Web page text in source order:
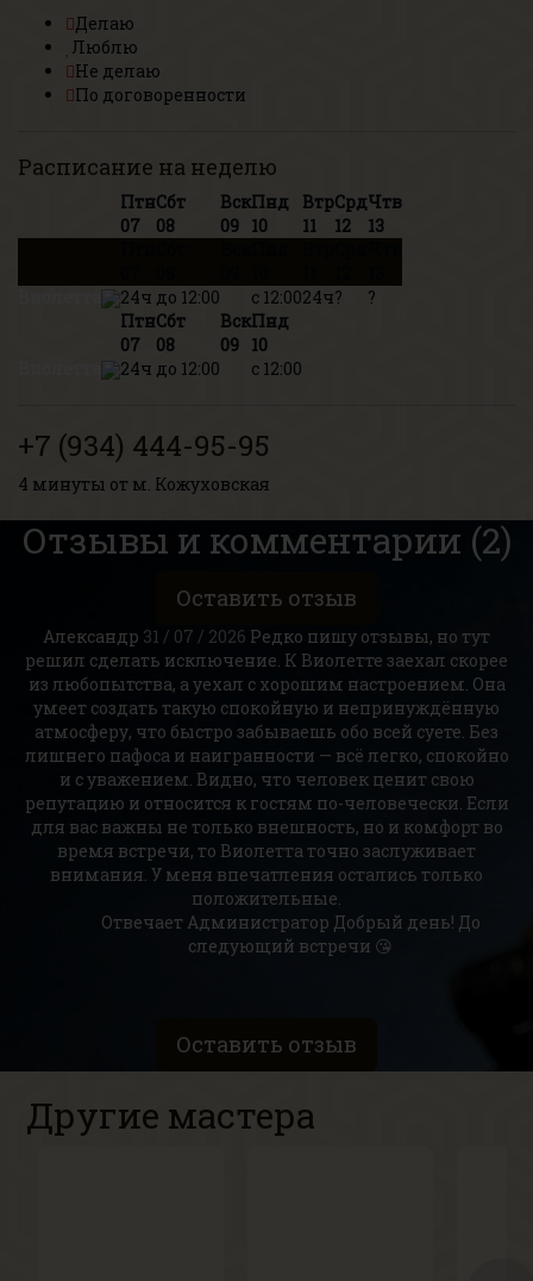
Делаю
Люблю
Не делаю
По договоренности
Расписание на неделю
Птн
07
Сбт
08
Вск
09
Пнд
10
Втр
11
Срд
12
Чтв
13
24ч до 12:00 с 12:0024ч?
?
Птн
07
Сбт
08
Вск
09
Пнд
10
24ч до 12:00 с 12:00
+7 (934) 444-95-95
4 минуты от м. Кожуховская
Отзывы и комментарии (2)
Оставить отзыв
Александр 31 / 07 / 2026 Редко пишу отзывы, но тут
решил сделать исключение. К Виолетте заехал скорее
из любопытства, а уехал с хорошим настроением. Она
умеет создать такую спокойную и непринуждённую
атмосферу, что быстро забываешь обо всей суете. Без
лишнего пафоса и наигранности — всё легко, спокойно
и с уважением. Видно, что человек ценит свою
репутацию и относится к гостям по-человечески. Если
для вас важны не только внешность, но и комфорт во
время встречи, то Виолетта точно заслуживает
внимания. У меня впечатления остались только
положительные.
Отвечает Администратор Добрый день! До
следующий встречи 😘
Оставить отзыв
Другие мастера